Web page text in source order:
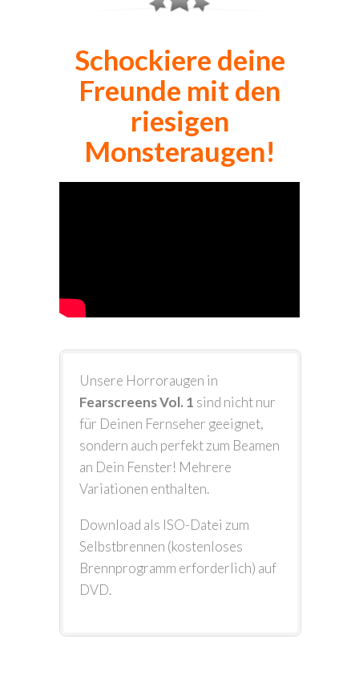
Schockiere deine
Freunde mit den
riesigen
Monsteraugen!
Unsere Horroraugen in
Fearscreens Vol. 1 sind nicht nur
für Deinen Fernseher geeignet,
sondern auch perfekt zum Beamen
an Dein Fenster! Mehrere
Variationen enthalten.
Download als ISO-Datei zum
Selbstbrennen (kostenloses
Brennprogramm erforderlich) auf
DVD.